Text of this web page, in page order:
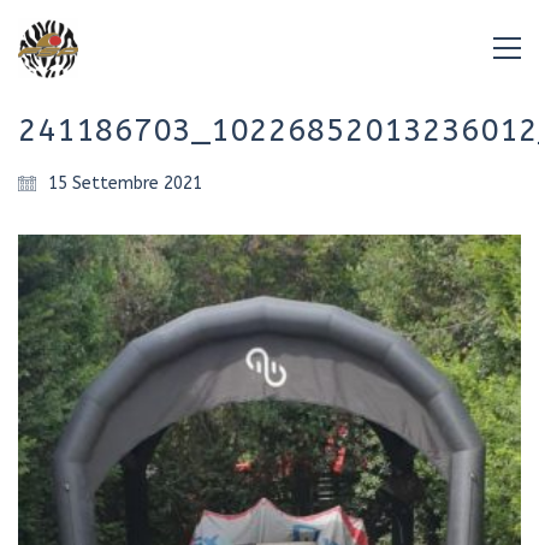
15 Settembre 2021